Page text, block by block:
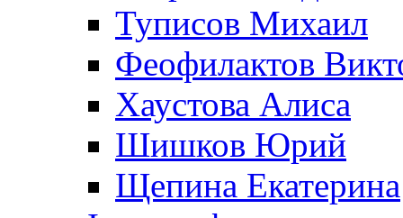
Туписов Михаил
Феофилактов
Хаустова Алиса
Шишков Юрий
Щепина Екатерина